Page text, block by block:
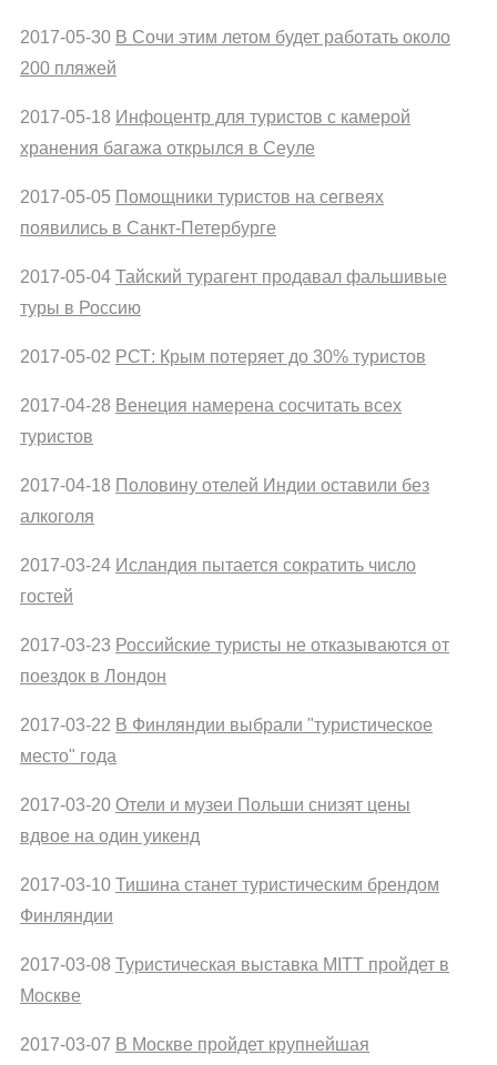
2017-05-30 В Сочи этим летом будет работать около
200 пляжей
2017-05-18 Инфоцентр для туристов с камерой
хранения багажа открылся в Сеуле
2017-05-05 Помощники туристов на сегвеях
появились в Санкт-Петербурге
2017-05-04 Тайский турагент продавал фальшивые
туры в Россию
2017-05-02 РСТ: Крым потеряет до 30% туристов
2017-04-28 Венеция намерена сосчитать всех
туристов
2017-04-18 Половину отелей Индии оставили без
алкоголя
2017-03-24 Исландия пытается сократить число
гостей
2017-03-23 Российские туристы не отказываются от
поездок в Лондон
2017-03-22 В Финляндии выбрали "туристическое
место" года
2017-03-20 Отели и музеи Польши снизят цены
вдвое на один уикенд
2017-03-10 Тишина станет туристическим брендом
Финляндии
2017-03-08 Туристическая выставка MITT пройдет в
Москве
2017-03-07 В Москве пройдет крупнейшая